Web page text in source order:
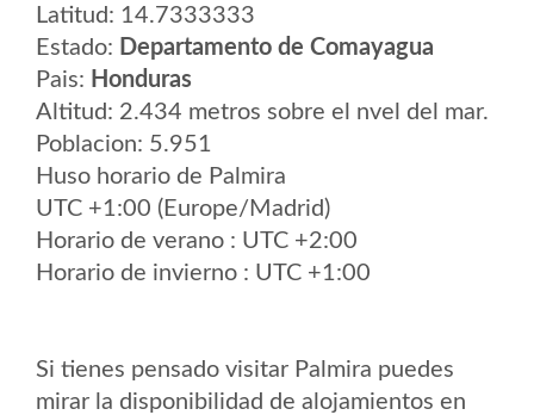
Latitud: 14.7333333
Estado: Departamento de Comayagua
Pais: Honduras
Altitud: 2.434 metros sobre el nvel del mar.
Poblacion: 5.951
Huso horario de Palmira
UTC +1:00 (Europe/Madrid)
Horario de verano : UTC +2:00
Horario de invierno : UTC +1:00
Si tienes pensado visitar Palmira puedes
mirar la disponibilidad de alojamientos en